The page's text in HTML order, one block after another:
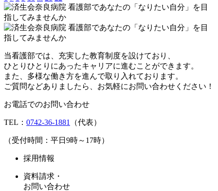
当看護部では、充実した教育制度を設けており、
ひとりひとりにあったキャリアに進むことができます。
また、多様な働き方を進んで取り入れております。
ご質問などありましたら、お気軽にお問い合わせください！
お電話でのお問い合わせ
TEL： 0742-36-1881 （代表）
（受付時間：平日9時～17時）
採用情報
資料請求・
お問い合わせ